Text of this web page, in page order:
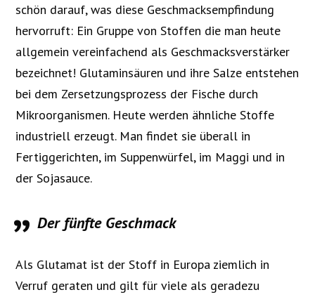
schön darauf, was diese Geschmacksempfindung
hervorruft: Ein Gruppe von Stoffen die man heute
allgemein vereinfachend als Geschmacksverstärker
bezeichnet! Glutaminsäuren und ihre Salze entstehen
bei dem Zersetzungsprozess der Fische durch
Mikroorganismen. Heute werden ähnliche Stoffe
industriell erzeugt. Man findet sie überall in
Fertiggerichten, im Suppenwürfel, im Maggi und in
der Sojasauce.
Der fünfte Geschmack
Als Glutamat ist der Stoff in Europa ziemlich in
Verruf geraten und gilt für viele als geradezu